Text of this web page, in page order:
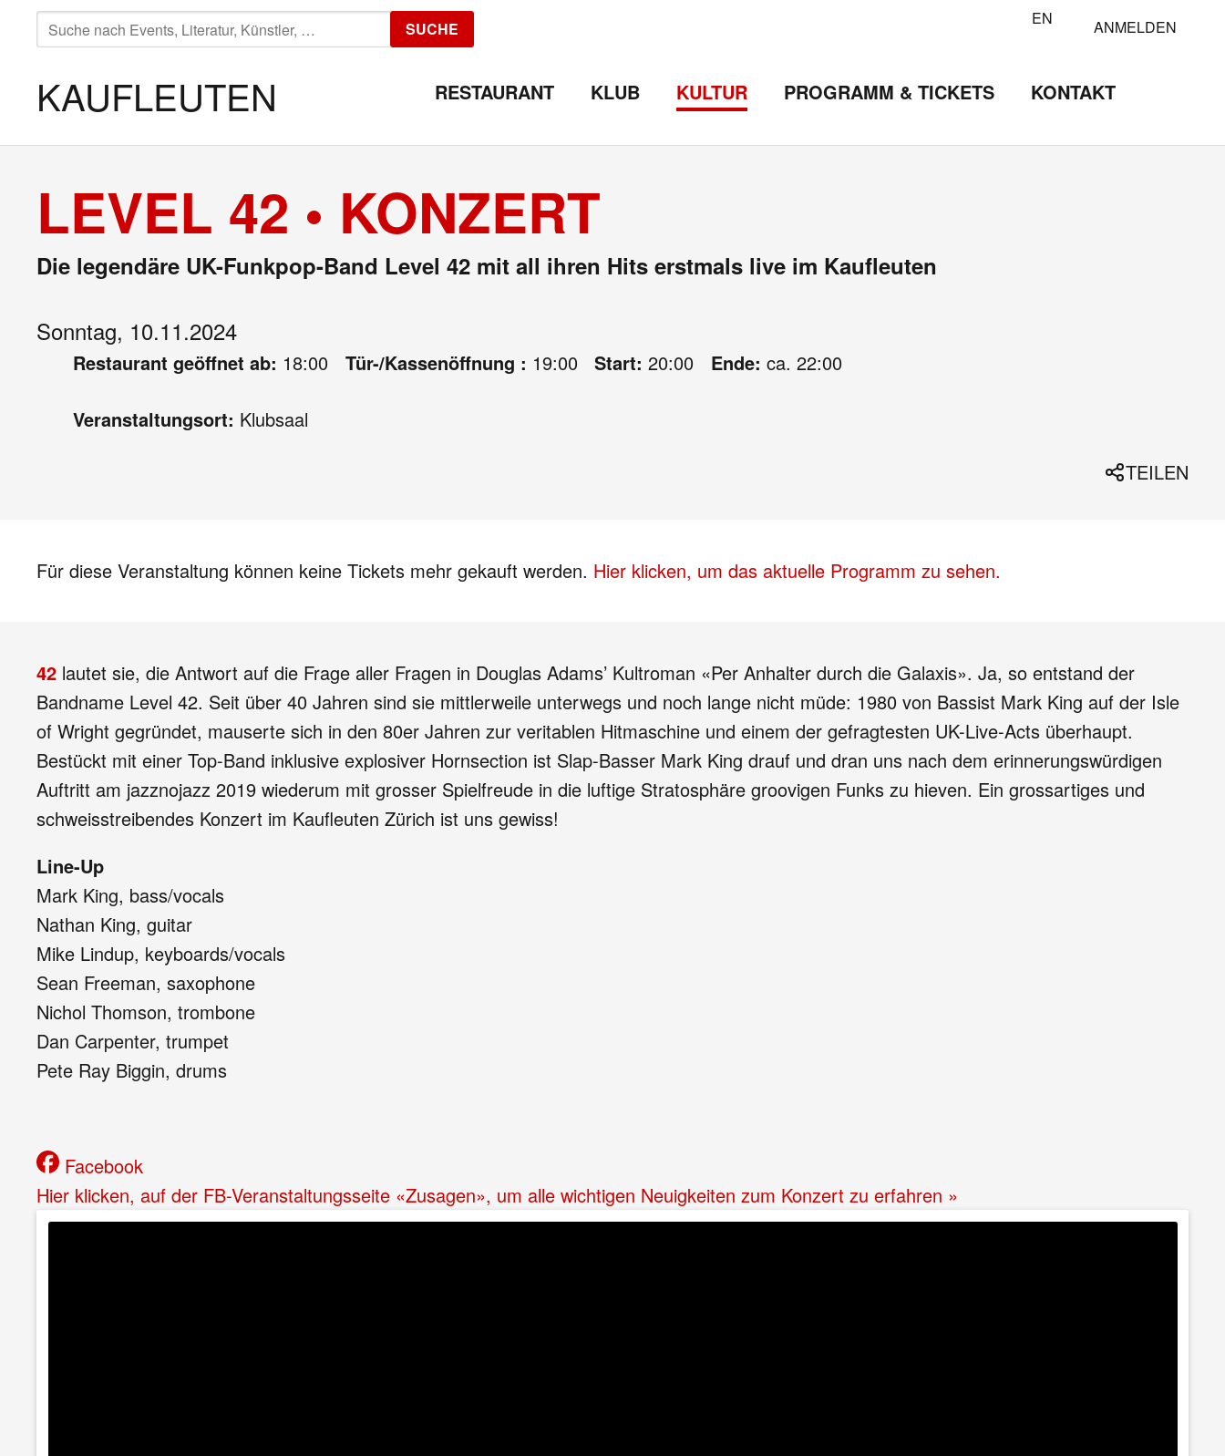
SUCHE
NACH:
SUCHE EN ANMELDEN
KAUFLEUTEN RESTAURANT KLUB KULTUR PROGRAMM & TICKETS KONTAKT
LEVEL 42 • KONZERT
Die legendäre UK-Funkpop-Band Level 42 mit all ihren Hits erstmals live im Kaufleuten
Sonntag, 10.11.2024
Restaurant geöffnet ab: 18:00 Tür-/Kassenöffnung : 19:00 Start: 20:00 Ende: ca. 22:00
Veranstaltungsort: Klubsaal
TEILEN
Für diese Veranstaltung können keine Tickets mehr gekauft werden. Hier klicken, um das aktuelle Programm zu sehen.
42 lautet sie, die Antwort auf die Frage aller Fragen in Douglas Adams’ Kultroman «Per Anhalter durch die Galaxis». Ja, so entstand der
Bandname Level 42. Seit über 40 Jahren sind sie mittlerweile unterwegs und noch lange nicht müde: 1980 von Bassist Mark King auf der Isle
of Wright gegründet, mauserte sich in den 80er Jahren zur veritablen Hitmaschine und einem der gefragtesten UK-Live-Acts überhaupt.
Bestückt mit einer Top-Band inklusive explosiver Hornsection ist Slap-Basser Mark King drauf und dran uns nach dem erinnerungswürdigen
Auftritt am jazznojazz 2019 wiederum mit grosser Spielfreude in die luftige Stratosphäre groovigen Funks zu hieven. Ein grossartiges und
schweisstreibendes Konzert im Kaufleuten Zürich ist uns gewiss!
Line-Up
Mark King, bass/vocals
Nathan King, guitar
Mike Lindup, keyboards/vocals
Sean Freeman, saxophone
Nichol Thomson, trombone
Dan Carpenter, trumpet
Pete Ray Biggin, drums
Facebook
Hier klicken, auf der FB-Veranstaltungsseite «Zusagen», um alle wichtigen Neuigkeiten zum Konzert zu erfahren »